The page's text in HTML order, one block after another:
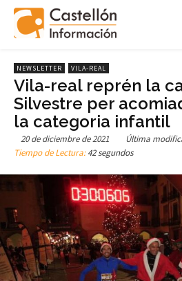
NEWSLETTER VILA-REAL
Vila-real reprén la
Silvestre per
la categoria infantil
20 de diciembre de 2021 Última
Tiempo de Lectura:42 segundos